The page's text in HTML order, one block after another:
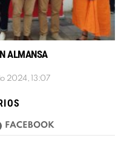
ALMANSA
2024, 13:07
FACEBOOK